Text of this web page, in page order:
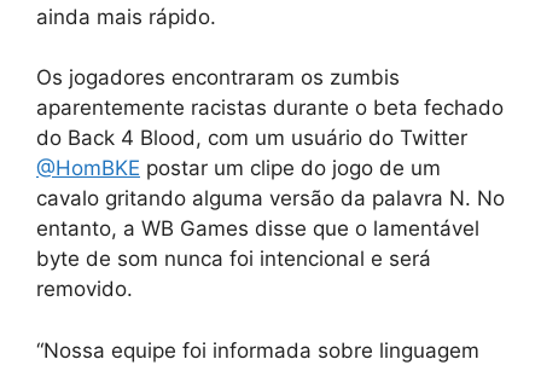
ainda mais rápido.
Os jogadores encontraram os zumbis
aparentemente racistas durante o beta fechado
do Back 4 Blood, com um usuário do Twitter
@HomBKE postar um clipe do jogo de um
cavalo gritando alguma versão da palavra N. No
entanto, a WB Games disse que o lamentável
byte de som nunca foi intencional e será
removido.
“Nossa equipe foi informada sobre linguagem